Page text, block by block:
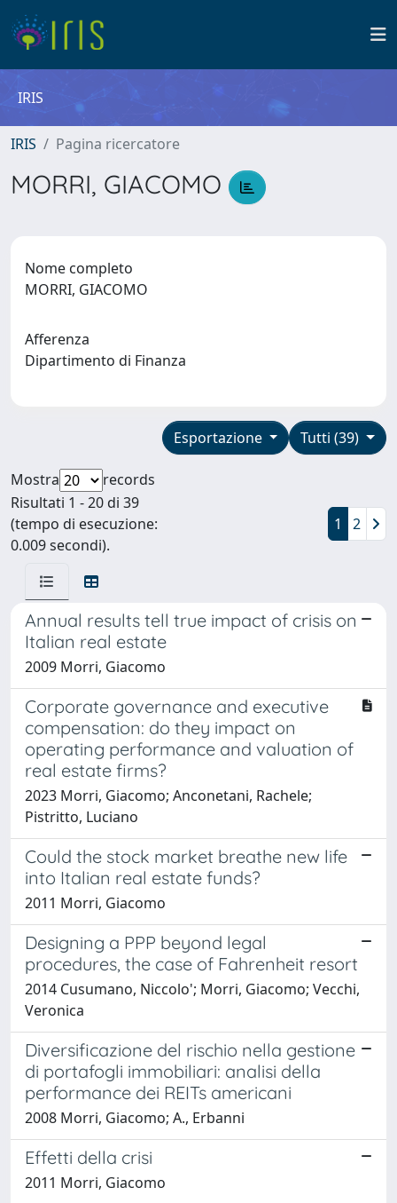
IRIS
IRIS Pagina ricercatore
MORRI, GIACOMO
Nome completo
MORRI, GIACOMO
Afferenza
Dipartimento di Finanza
Tutti (39)
Esportazione
Mostra
records
Risultati 1 - 20 di 39
(tempo di esecuzione:
0.009 secondi).
1 2
Annual results tell true impact of crisis on
Italian real estate
2009 Morri, Giacomo
Corporate governance and executive
compensation: do they impact on
operating performance and valuation of
real estate firms?
2023 Morri, Giacomo; Anconetani, Rachele;
Pistritto, Luciano
Could the stock market breathe new life
into Italian real estate funds?
2011 Morri, Giacomo
Designing a PPP beyond legal
procedures, the case of Fahrenheit resort
2014 Cusumano, Niccolo'; Morri, Giacomo; Vecchi,
Veronica
Diversificazione del rischio nella gestione
di portafogli immobiliari: analisi della
performance dei REITs americani
2008 Morri, Giacomo; A., Erbanni
Effetti della crisi
2011 Morri, Giacomo